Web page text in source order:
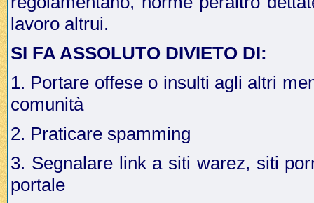
lavoro altrui.
SI FA ASSOLUTO DIVIETO DI:
1. Portare offese o insulti agli altri
comunità
2. Praticare spamming
3. Segnalare link a siti warez, siti
portale